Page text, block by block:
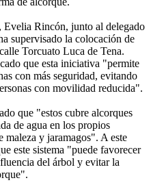
Evelia Rincón, junto al delegado
supervisado la colocación de
Torcuato Luca de Tena.
que esta iniciativa "permite
con más seguridad, evitando
con movilidad reducida".
que "estos cubre alcorques
de agua en los propios
maleza y jaramagos". A este
este sistema "puede favorecer
del árbol y evitar la